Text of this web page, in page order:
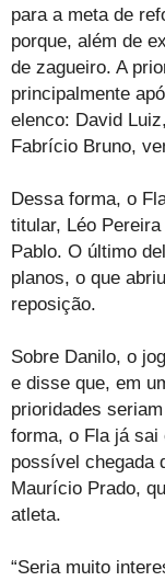
para a meta de
porque, além de
de zagueiro. A
principalmente
elenco: David
Fabrício Bruno,
Dessa forma, o
titular, Léo
Pablo. O último
planos, o que
reposição.
Sobre Danilo, o
e disse que, em
prioridades
forma, o Fla já sai
possível chegada
Maurício Prado,
atleta.
“Seria muito